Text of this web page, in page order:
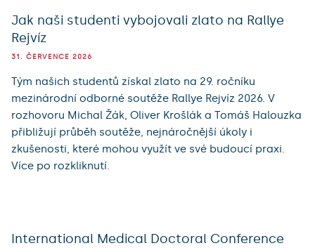
Jak naši studenti vybojovali zlato na Rallye
Rejvíz
31. ČERVENCE 2026
Tým našich studentů získal zlato na 29. ročníku
mezinárodní odborné soutěže Rallye Rejvíz 2026. V
rozhovoru Michal Žák, Oliver Krošlák a Tomáš Halouzka
přibližují průběh soutěže, nejnáročnější úkoly i
zkušenosti, které mohou využít ve své budoucí praxi.
Více po rozkliknutí.
International Medical Doctoral Conference